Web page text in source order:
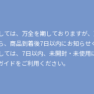
ては、万全を期しておりますが
、商品到着後7日以内にお知らせ
ては、7日以内、未開封・未使用
ドをご利用ください。